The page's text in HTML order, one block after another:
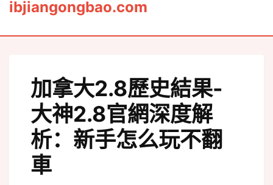
ibjiangongbao.com
加拿大2.8歷史結果-
大神2.8官網深度解
析：新手怎么玩不翻
車